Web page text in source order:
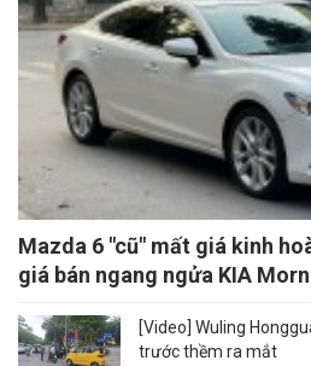
Mazda 6 "cũ" mất giá kinh
giá bán ngang ngửa KIA
[Video] Wuling
trước thềm ra mắt